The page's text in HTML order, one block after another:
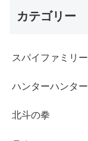
カテゴリー
スパイファミリー
ハンターハンター
北斗の拳